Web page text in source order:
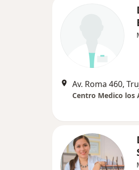
Av. Roma 460,
Centro Medico los